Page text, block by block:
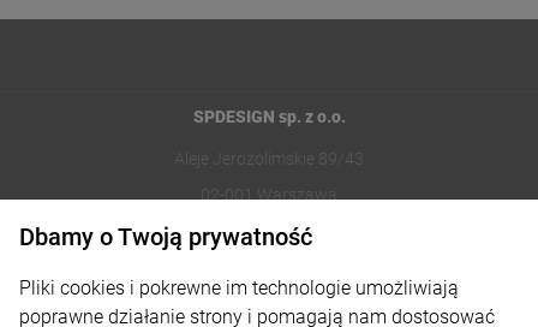
SPDESIGN sp. z o.o.
Aleje Jerozolimskie 89/43
02-001 Warszawa
sklep@reklamydrukarnia.pl
Dbamy o Twoją prywatność
Pliki cookies i pokrewne im technologie umożliwiają
poprawne działanie strony i pomagają nam dostosować